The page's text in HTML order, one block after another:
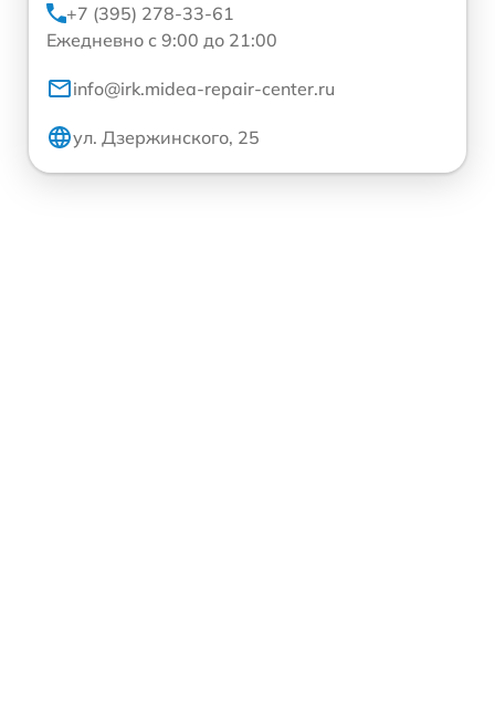
+7 (395) 278-33-61
Ежедневно с 9:00 до 21:00
info@irk.midea-repair-center.ru
ул. Дзержинского, 25